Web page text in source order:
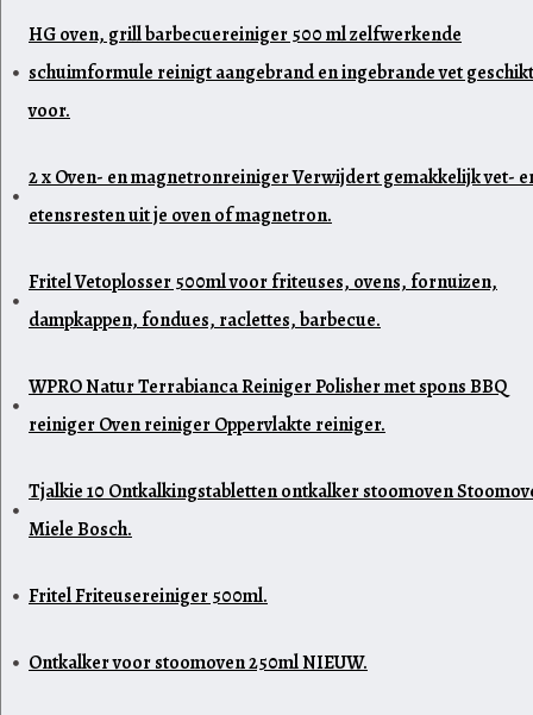
HG oven, grill barbecuereiniger 500 ml zelfwerkende
schuimformule reinigt aangebrand en ingebrande vet geschikt
voor.
2 x Oven- en magnetronreiniger Verwijdert gemakkelijk vet-
etensresten uit je oven of magnetron.
Fritel Vetoplosser 500ml voor friteuses, ovens, fornuizen,
dampkappen, fondues, raclettes, barbecue.
WPRO Natur Terrabianca Reiniger Polisher met spons BBQ
reiniger Oven reiniger Oppervlakte reiniger.
Tjalkie 10 Ontkalkingstabletten ontkalker stoomoven
Miele Bosch.
Fritel Friteusereiniger 500ml.
Ontkalker voor stoomoven 250ml NIEUW.